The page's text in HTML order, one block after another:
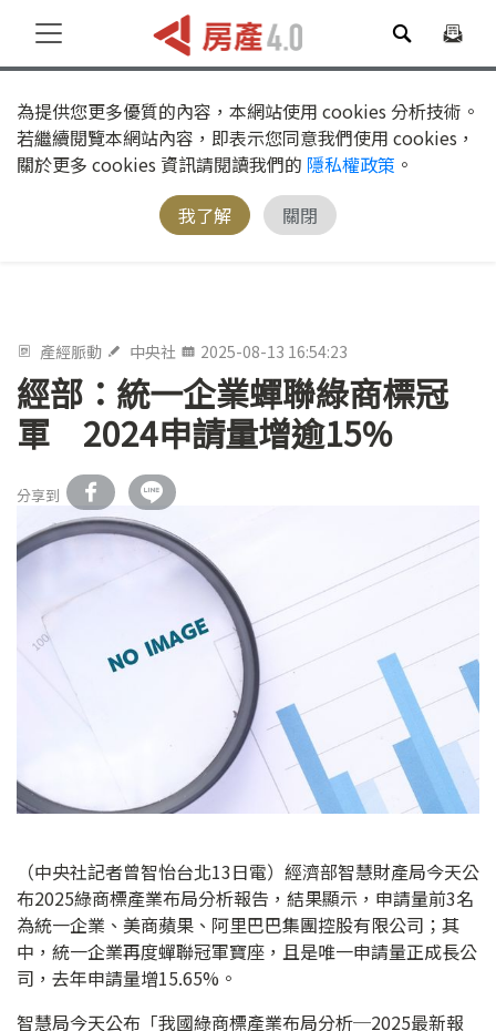
為提供您更多優質的內容，本網站使用 cookies 分析技術。
若繼續閱覽本網站內容，即表示您同意我們使用 cookies，
關於更多 cookies 資訊請閱讀我們的 隱私權政策 。
我了解
關閉
產經脈動 中央社 2025-08-13 16:54:23
經部：統一企業蟬聯綠商標冠
軍 2024申請量增逾15%
分享到
（中央社記者曾智怡台北13日電）經濟部智慧財產局今天公
布2025綠商標產業布局分析報告，結果顯示，申請量前3名
為統一企業、美商蘋果、阿里巴巴集團控股有限公司；其
中，統一企業再度蟬聯冠軍寶座，且是唯一申請量正成長公
司，去年申請量增15.65%。
智慧局今天公布「我國綠商標產業布局分析─2025最新報